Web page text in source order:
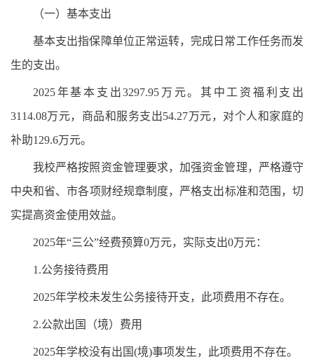
（一）基本支出
基本支出指保障单位正常运转，完成日常工作任务而发
生的支出。
2025年基本支出3297.95万元。其中工资福利支出
3114.08万元，商品和服务支出54.27万元，对个人和家庭的
补助129.6万元。
我校严格按照资金管理要求，加强资金管理，严格遵守
中央和省、市各项财经规章制度，严格支出标准和范围，切
实提高资金使用效益。
2025年“三公”经费预算0万元，实际支出0万元：
1.公务接待费用
2025年学校未发生公务接待开支，此项费用不存在。
2.公款出国（境）费用
2025年学校没有出国(境)事项发生，此项费用不存在。